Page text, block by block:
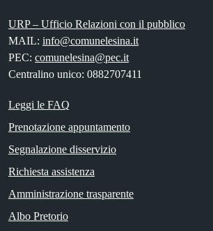
URP – Ufficio Relazioni con il pubblico
MAIL: info@comunelesina.it
PEC: comunelesina@pec.it
Centralino unico: 0882707411
Leggi le FAQ
Prenotazione appuntamento
Segnalazione disservizio
Richiesta assistenza
Amministrazione trasparente
Albo Pretorio